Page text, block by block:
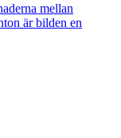
mellan
är bilden en